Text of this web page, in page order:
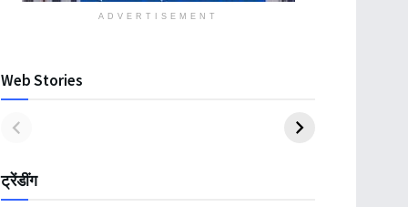
ADVERTISEMENT
Web Stories
ट्रेंडींग